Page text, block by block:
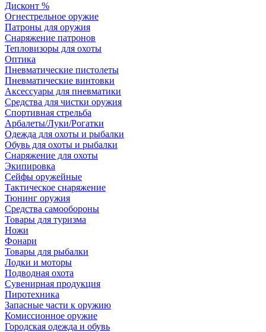
Дисконт %
Огнестрельное оружие
Патроны для оружия
Снаряжение патронов
Тепловизоры для охоты
Оптика
Пневматические пистолеты
Пневматические винтовки
Аксессуары для пневматики
Средства для чистки оружия
Спортивная стрельба
Арбалеты/Луки/Рогатки
Одежда для охоты и рыбалки
Обувь для охоты и рыбалки
Снаряжение для охоты
Экипировка
Сейфы оружейные
Тактическое снаряжение
Тюнинг оружия
Средства самообороны
Товары для туризма
Ножи
Фонари
Товары для рыбалки
Лодки и моторы
Подводная охота
Сувенирная продукция
Пиротехника
Запасные части к оружию
Комиссионное оружие
Городская одежда и обувь